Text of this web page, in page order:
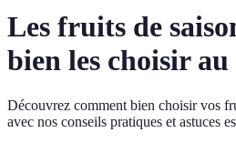
Les fruits de
bien les choisir
Découvrez comment bien choisir vos
avec nos conseils pratiques et astuces